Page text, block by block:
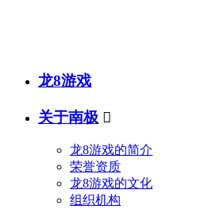
龙8游戏
关于南极 
龙8游戏的简介
荣誉资质
龙8游戏的文化
组织机构